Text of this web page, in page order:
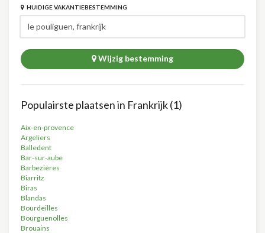
HUIDIGE VAKANTIEBESTEMMING
Wijzig bestemming
Populairste plaatsen in Frankrijk (1)
Aix-en-provence
Argeliers
Balledent
Bar-sur-aube
Barbezières
Biarritz
Biras
Blandas
Bourdeilles
Bourguenolles
Brouains